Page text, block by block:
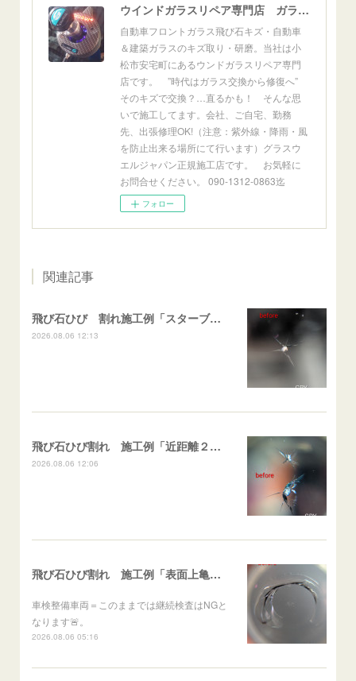
ウインドガラスリペア専門店 ガラスリペア・ヨシダ グラスウェルドジャパン 正規施工店 小松市
自動車フロントガラス飛び石キズ・自動車
＆建築ガラスのキズ取り・研磨。当社は小
松市安宅町にあるウンドガラスリペア専門
店です。 ”時代はガラス交換から修復へ”
そのキズで交換？…直るかも！ そんな思
いで施工してます。会社、ご自宅、勤務
先、出張修理OK!（注意：紫外線・降雨・風
を防止出来る場所にて行います）グラスウ
エルジャパン正規施工店です。 お気軽に
お問合せください。 090-1312-0863迄
フォロー
関連記事
飛び石ひび 割れ施工例「スターブレイク系」 フリード
2026.08.06 12:13
飛び石ひび割れ 施工例「近距離２箇所・パーシャル系+スターブレイク系」ハイエース
2026.08.06 12:06
飛び石ひび割れ 施工例「表面上亀裂・ダメージクラック」ステラ
車検整備車両＝このままでは継続検査はNGと
なります🚨。
2026.08.06 05:16